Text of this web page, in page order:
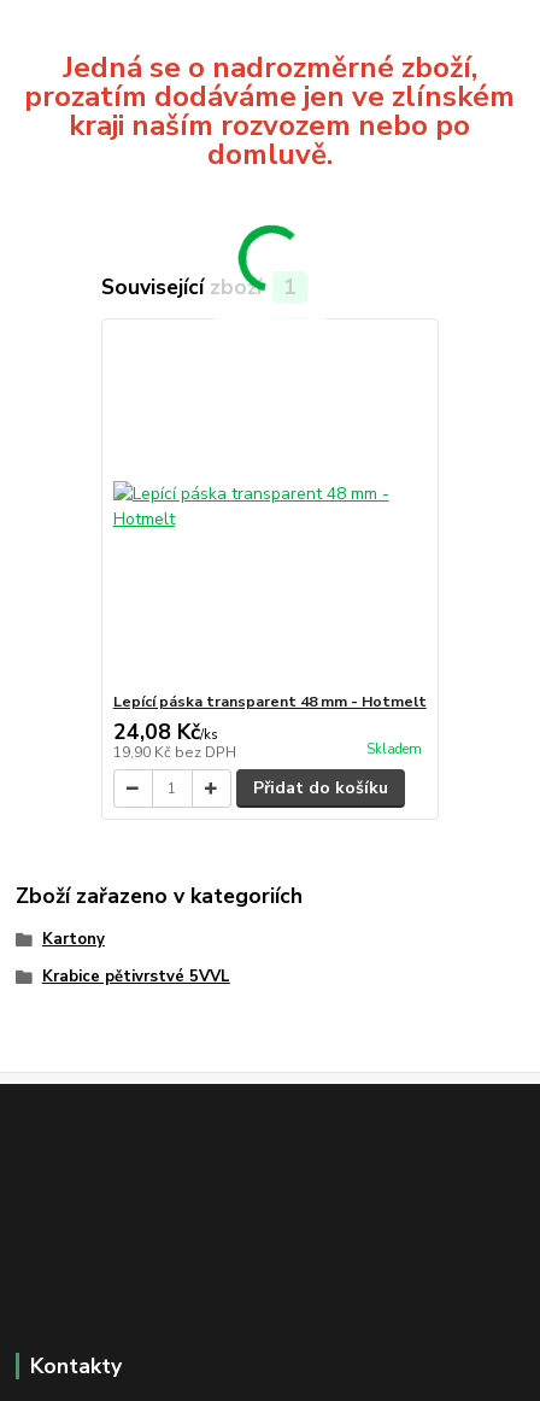
Jedná se o nadrozměrné zboží,
prozatím dodáváme jen ve zlínském
kraji naším rozvozem nebo po
domluvě.
Související zboží 1
Lepící páska transparent 48 mm - Hotmelt
24,08 Kč/ks
19,90 Kč bez DPH Skladem
Přidat do košíku
Zboží zařazeno v kategoriích
Kartony
Krabice pětivrstvé 5VVL
Kontakty